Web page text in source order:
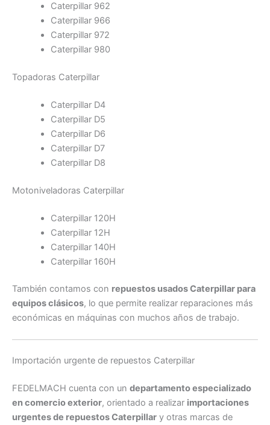
Caterpillar 962
Caterpillar 966
Caterpillar 972
Caterpillar 980
Topadoras Caterpillar
Caterpillar D4
Caterpillar D5
Caterpillar D6
Caterpillar D7
Caterpillar D8
Motoniveladoras Caterpillar
Caterpillar 120H
Caterpillar 12H
Caterpillar 140H
Caterpillar 160H
También contamos con repuestos usados Caterpillar para
equipos clásicos, lo que permite realizar reparaciones más
económicas en máquinas con muchos años de trabajo.
Importación urgente de repuestos Caterpillar
FEDELMACH cuenta con un departamento especializado
en comercio exterior, orientado a realizar importaciones
urgentes de repuestos Caterpillar y otras marcas de